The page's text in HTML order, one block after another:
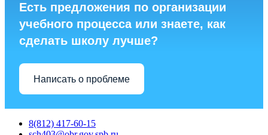
Есть предложения по организации
учебного процесса или знаете, как
сделать школу лучше?
Написать о проблеме
Skip
8(812) 417-60-15